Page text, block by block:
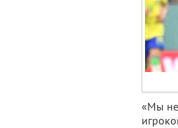
«Мы не